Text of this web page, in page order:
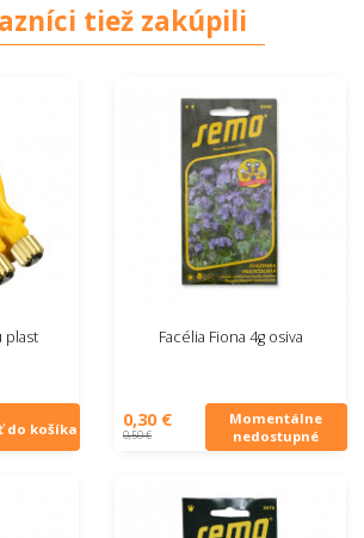
tiež zakúpili
plast
do košíka
Facélia Fiona 4g osiva
0,30 €
0,50 €
Momentálne
nedostupné